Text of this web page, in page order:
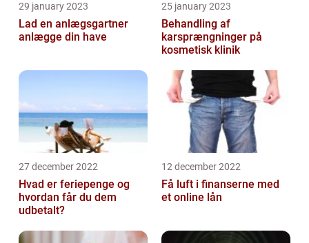
29 january 2023
Lad en anlægsgartner
anlægge din have
25 january 2023
Behandling af
karsprængninger på
kosmetisk klinik
27 december 2022
Hvad er feriepenge og
hvordan får du dem
udbetalt?
12 december 2022
Få luft i finanserne med
et online lån